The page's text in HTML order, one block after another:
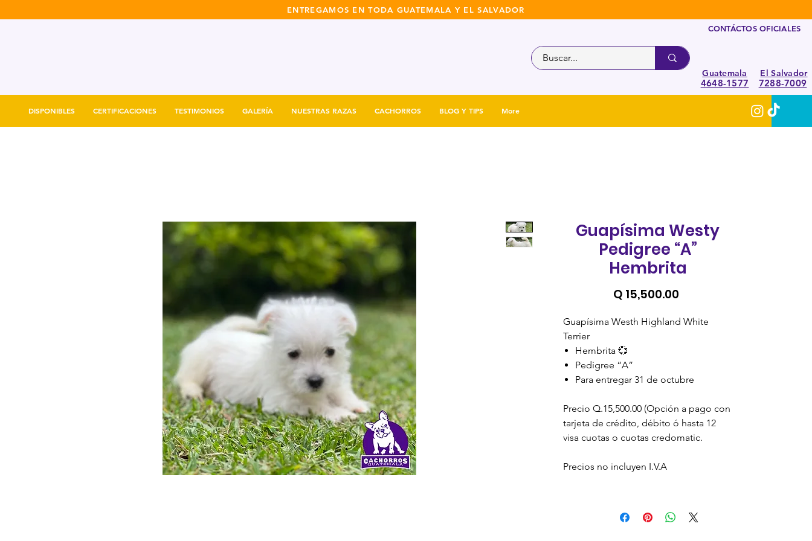
ENTREGAMOS EN TODA GUATEMALA Y EL SALVADOR
CONTÁCTOS OFICIALES
Guatemala El Salvador
4648-1577 7288-7009
DISPONIBLES CERTIFICACIONES TESTIMONIOS GALERÍA NUESTRAS RAZAS CACHORROS BLOG Y TIPS More
Guapísima Westy
Pedigree “A”
Hembrita
Q 15,500.00
Guapísima Westh Highland White
Terrier
Hembrita 💞
Pedigree “A”
Para entregar 31 de octubre
Precio Q.15,500.00 (Opción a pago con
tarjeta de crédito, débito ó hasta 12
visa cuotas o cuotas credomatic.
Precios no incluyen I.V.A